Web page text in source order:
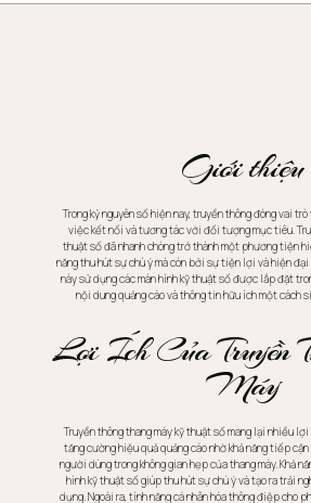
Giới thiệu
Trong kỷ nguyên số hiện nay, truyền thông đóng vai
việc kết nối và tương tác với đối tượng mục tiêu.
thuật số đã nhanh chóng trở thành một phương tiện
năng thu hút sự chú ý mà còn bởi sự tiện lợi và hiện đại
này sử dụng các màn hình kỹ thuật số được lắp đặt
nội dung quảng cáo và thông tin hữu ích một cách
Lợi Ích Của Truyền
Máy
Truyền thông thang máy kỹ thuật số mang lại nhiều
tăng cường hiệu quả quảng cáo nhờ khả năng tiếp
người dùng trong không gian hẹp của thang máy. Khả
hình kỹ thuật số giúp thu hút sự chú ý và tạo ra trải
dụng. Ngoài ra, tính năng cá nhân hóa thông điệp cho